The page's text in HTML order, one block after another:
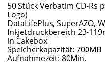
50 Stück Verbatim CD-Rs
Logo)
DataLifePlus, SuperAZO,
Inkjetdruckbereich 23-
in Cakebox
Speicherkapazität: 700MB
Aufnahmezeit: 80Min.